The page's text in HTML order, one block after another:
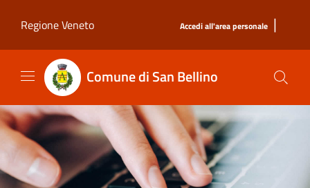
Regione Veneto
Accedi all'area personale |
Comune di San Bellino